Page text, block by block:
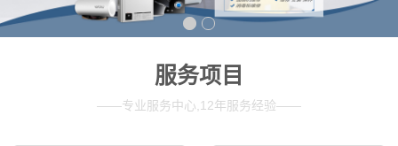
服务项目
——专业服务中心,12年服务经验——